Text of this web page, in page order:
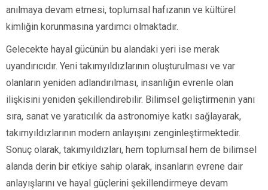
anılmaya devam etmesi, toplumsal hafızanın ve kültürel
kimliğin korunmasına yardımcı olmaktadır.
Gelecekte hayal gücünün bu alandaki yeri ise merak
uyandırıcıdır. Yeni takımyıldızlarının oluşturulması ve var
olanların yeniden adlandırılması, insanlığın evrenle olan
ilişkisini yeniden şekillendirebilir. Bilimsel geliştirmenin yanı
sıra, sanat ve yaratıcılık da astronomiye katkı sağlayarak,
takımyıldızlarının modern anlayışını zenginleştirmektedir.
Sonuç olarak, takımyıldızları, hem toplumsal hem de bilimsel
alanda derin bir etkiye sahip olarak, insanların evrene dair
anlayışlarını ve hayal güçlerini şekillendirmeye devam